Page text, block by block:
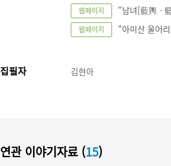
웹페이지 "남녀[藍輿ㆍ
웹페이지 "아미산 울어
집필자 김현아
연관 이야기자료 (15)